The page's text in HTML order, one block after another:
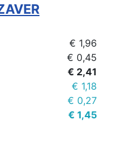
€ 1,96
€ 0,45
€ 2,41
€ 1,18
€ 0,27
€ 1,45